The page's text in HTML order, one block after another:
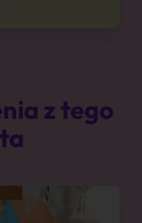
z tego